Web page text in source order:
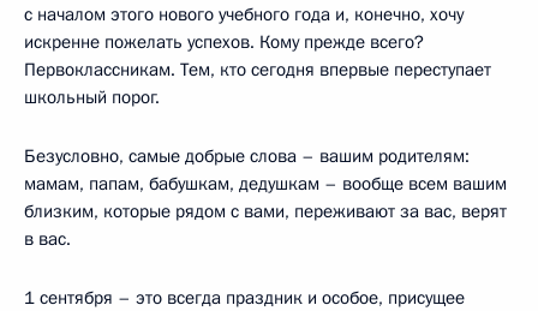
с началом этого нового учебного года и, конечно, хочу
искренне пожелать успехов. Кому прежде всего?
Первоклассникам. Тем, кто сегодня впервые переступает
школьный порог.
Безусловно, самые добрые слова – вашим родителям:
мамам, папам, бабушкам, дедушкам – вообще всем вашим
близким, которые рядом с вами, переживают за вас, верят
в вас.
1 сентября – это всегда праздник и особое, присущее